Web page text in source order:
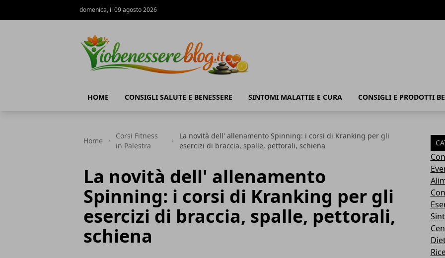
domenica, il 09 agosto 2026
HOME CONSIGLI SALUTE E BENESSERE SINTOMI MALATTIE E CURA CONSIGLI E PRODOTTI
Home
Corsi Fitness
in Palestra
La novità dell' allenamento Spinning: i corsi di Kranking per gli
esercizi di braccia, spalle, pettorali, schiena
La novità dell' allenamento
Spinning: i corsi di Kranking per gli
esercizi di braccia, spalle, pettorali,
schiena